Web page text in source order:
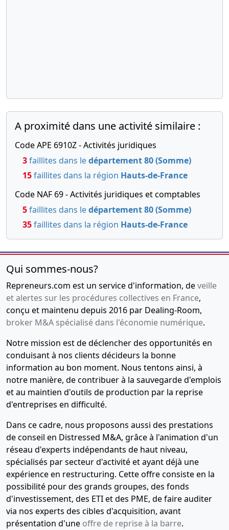
A proximité dans une activité similaire :
Code APE 6910Z - Activités juridiques
3faillites dans ledépartement 80 (Somme)
15faillites dans la région Hauts-de-France
Code NAF 69 - Activités juridiques et comptables
5faillites dans ledépartement 80 (Somme)
35faillites dans la région Hauts-de-France
Qui sommes-nous?
Repreneurs.com est un service d'information, deveille
et alertes sur les procédures collectives en France,
conçu et maintenu depuis 2016 par Dealing-Room,
broker M&A spécialisé dans l'économie numérique.
Notre mission est de déclencher des opportunités en
conduisant à nos clients décideurs la bonne
information au bon moment. Nous tentons ainsi, à
notre manière, de contribuer à la sauvegarde d'emplois
et au maintien d'outils de production par la reprise
d'entreprises en difficulté.
Dans ce cadre, nous proposons aussi des prestations
de conseil en Distressed M&A, grâce à l'animation d'un
réseau d'experts indépendants de haut niveau,
spécialisés par secteur d'activité et ayant déjà une
expérience en restructuring. Cette offre consiste en la
possibilité pour des grands groupes, des fonds
d'investissement, des ETI et des PME, de faire auditer
via nos experts des cibles d'acquisition, avant
présentation d'une offre de reprise à la barre.